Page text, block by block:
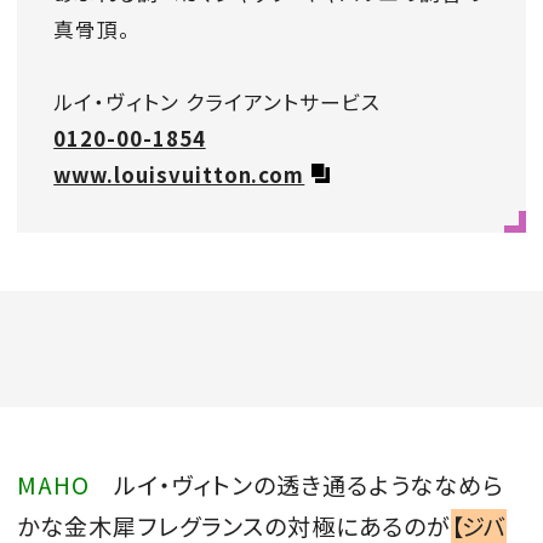
真骨頂。
ルイ・ヴィトン クライアントサービス
0120-00-1854
www.louisvuitton.com
MAHO ルイ・ヴィトンの透き通るようななめら
かな金木犀フレグランスの対極にあるのが【ジバ